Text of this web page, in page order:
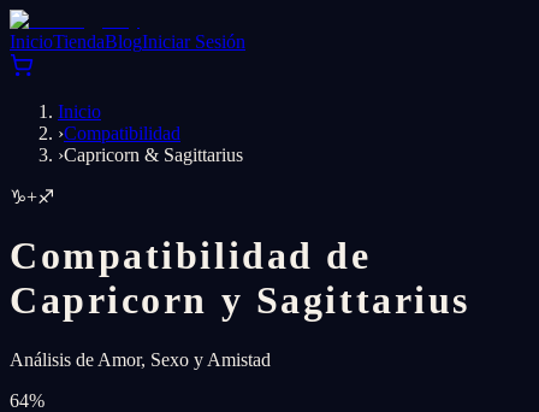
InicioTiendaBlogIniciar Sesión
Inicio
›Compatibilidad
›Capricorn & Sagittarius
♑+♐
Compatibilidad de
Capricorn y Sagittarius
Análisis de Amor, Sexo y Amistad
64%